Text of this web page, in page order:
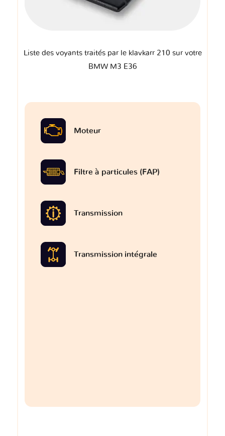
Liste des voyants traités par le klavkarr 210 sur votre
BMW M3 E36
Moteur
Filtre à particules (FAP)
Transmission
Transmission intégrale